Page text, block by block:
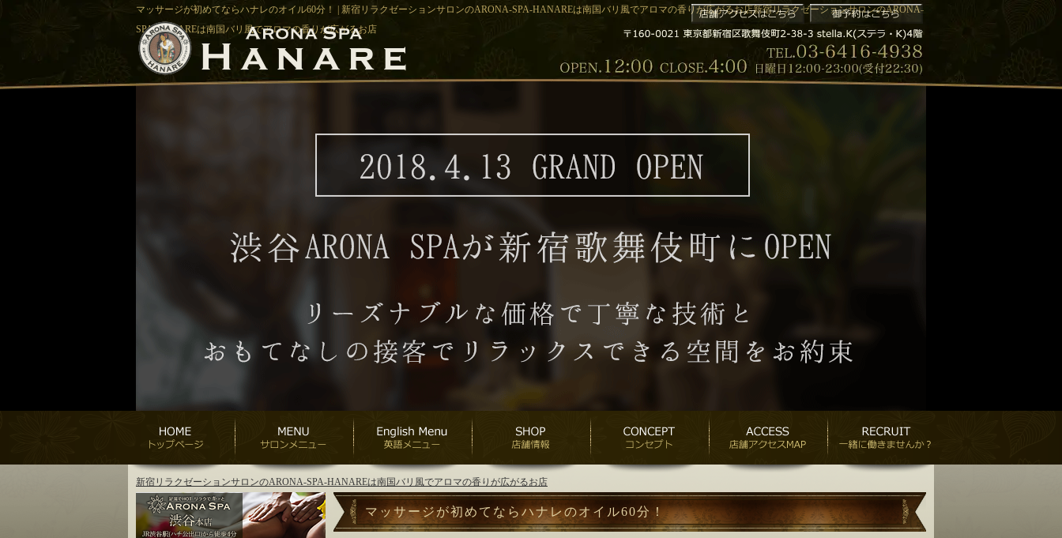
マッサージが初めてならハナレのオイル60分！ | 新宿リラクゼーションサロンのARONA-SPA-HANAREは南国バリ風でアロマの香りが広がるお店新宿リラクゼーションサロンのARONA-
SPA-HANAREは南国バリ風でアロマの香りが広がるお店
新宿リラクゼーションサロンのARONA-SPA-HANAREは南国バリ風でアロマの香りが広がるお店
マッサージが初めてならハナレのオイル60分！